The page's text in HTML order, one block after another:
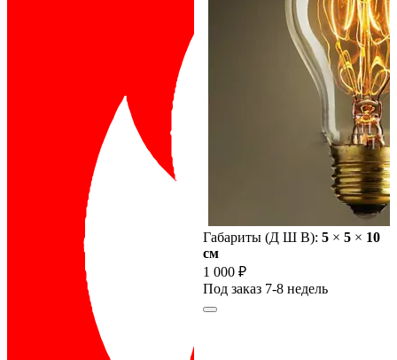
Габариты (Д Ш В): 5 × 5 × 10
cм
1 000 ₽
Под заказ 7-8 недель